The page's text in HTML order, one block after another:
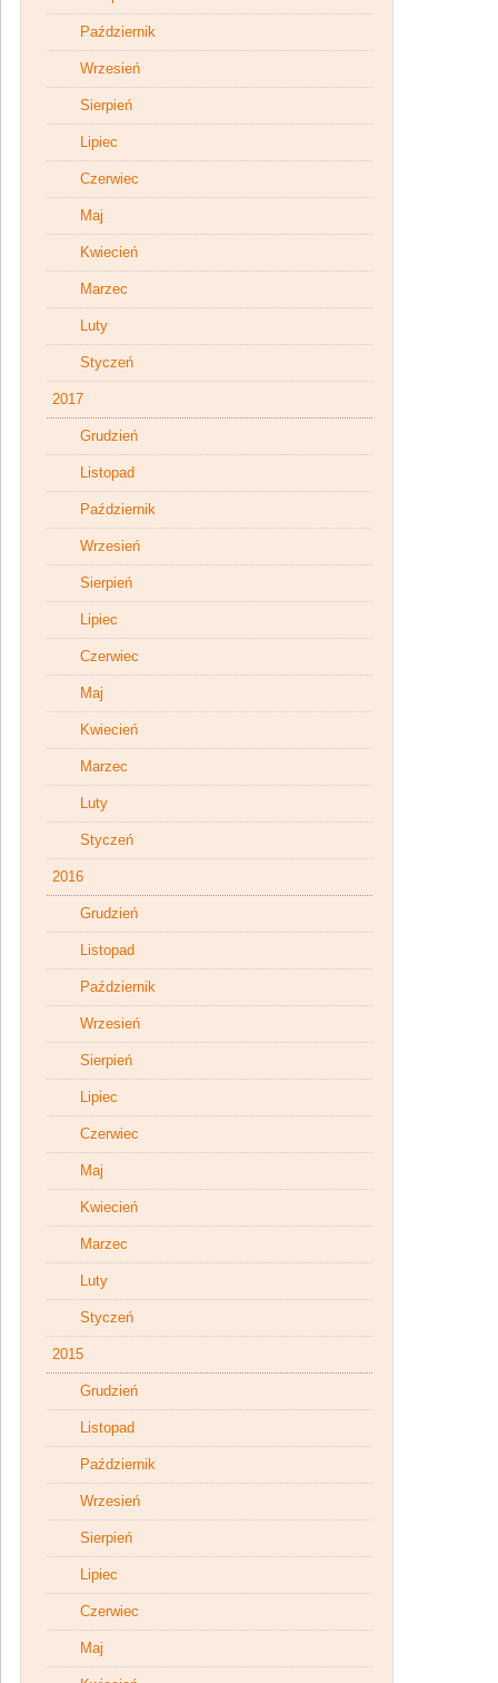
Październik
Wrzesień
Sierpień
Lipiec
Czerwiec
Maj
Kwiecień
Marzec
Luty
Styczeń
2017
Grudzień
Listopad
Październik
Wrzesień
Sierpień
Lipiec
Czerwiec
Maj
Kwiecień
Marzec
Luty
Styczeń
2016
Grudzień
Listopad
Październik
Wrzesień
Sierpień
Lipiec
Czerwiec
Maj
Kwiecień
Marzec
Luty
Styczeń
2015
Grudzień
Listopad
Październik
Wrzesień
Sierpień
Lipiec
Czerwiec
Maj